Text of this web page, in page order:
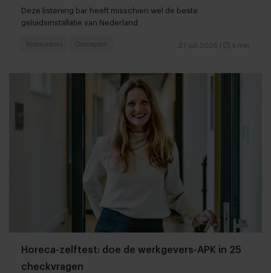
Deze listening bar heeft misschien wel de beste
geluidsinstallatie van Nederland
27 juli 2026 4 min
Restaurants Concepten
Horeca-zelftest: doe de werkgevers-APK in 25
checkvragen